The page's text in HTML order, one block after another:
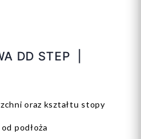
DD STEP |
oraz kształtu stopy
podłoża